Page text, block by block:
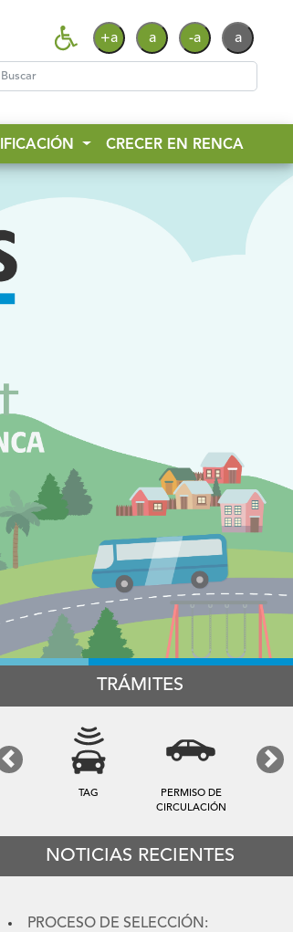
+a a -a a
CRECER EN RENCA
TRÁMITES
TAG
PERMISO DE
CIRCULACIÓN
Previous Next
NOTICIAS RECIENTES
PROCESO DE SELECCIÓN: